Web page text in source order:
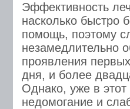
Эффективность
насколько быстро
помощь, поэтому
незамедлительно
проявления
дня, и более
Однако, уже в
недомогание и